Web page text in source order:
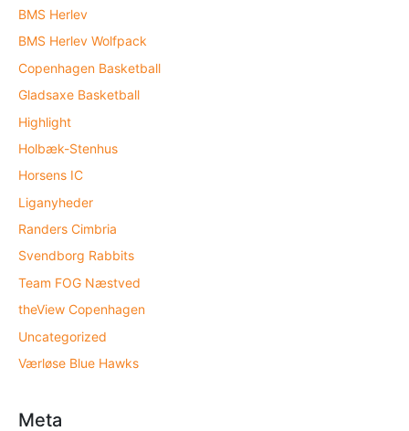
BMS Herlev
BMS Herlev Wolfpack
Copenhagen Basketball
Gladsaxe Basketball
Highlight
Holbæk-Stenhus
Horsens IC
Liganyheder
Randers Cimbria
Svendborg Rabbits
Team FOG Næstved
theView Copenhagen
Uncategorized
Værløse Blue Hawks
Meta